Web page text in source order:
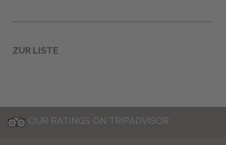
ZUR LISTE
OUR RATINGS ON TRIPADVISOR